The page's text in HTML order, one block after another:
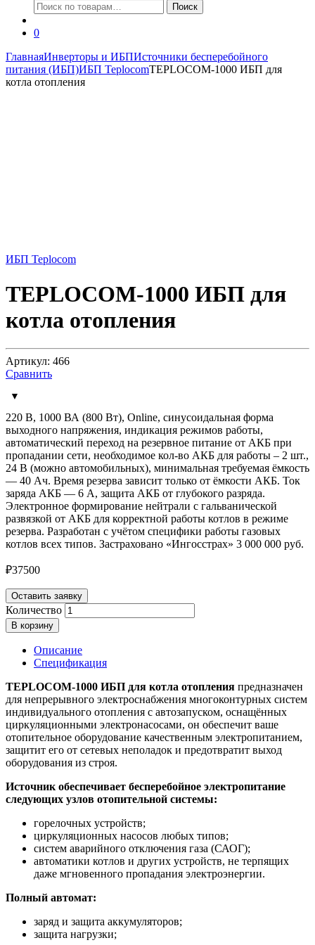
Искать:
Поиск
0
ГлавнаяИнверторы и ИБПИсточники бесперебойного
питания (ИБП)ИБП TeplocomTEPLOCOM-1000 ИБП для
котла отопления
ИБП Teplocom
TEPLOCOM-1000 ИБП для
котла отопления
Артикул: 466
Сравнить
220 В, 1000 ВА (800 Вт), Online, синусоидальная форма
выходного напряжения, индикация режимов работы,
автоматический переход на резервное питание от АКБ при
пропадании сети, необходимое кол-во АКБ для работы – 2 шт.,
24 В (можно автомобильных), минимальная требуемая ёмкость
— 40 Ач. Время резерва зависит только от ёмкости АКБ. Ток
заряда АКБ — 6 А, защита АКБ от глубокого разряда.
Электронное формирование нейтрали с гальванической
развязкой от АКБ для корректной работы котлов в режиме
резерва. Разработан с учётом специфики работы газовых
котлов всех типов. Застраховано «Ингосстрах» 3 000 000 руб.
₽37500
Оставить заявку
Количество
В корзину
Описание
Спецификация
TEPLOCOM-1000 ИБП для котла отопления предназначен
для непрерывного электроснабжения многоконтурных систем
индивидуального отопления с автозапуском, оснащённых
циркуляционными электронасосами, он обеспечит ваше
отопительное оборудование качественным электропитанием,
защитит его от сетевых неполадок и предотвратит выход
оборудования из строя.
Источник обеспечивает бесперебойное электропитание
следующих узлов отопительной системы:
горелочных устройств;
циркуляционных насосов любых типов;
систем аварийного отключения газа (САОГ);
автоматики котлов и других устройств, не терпящих
даже мгновенного пропадания электроэнергии.
Полный автомат:
заряд и защита аккумуляторов;
защита нагрузки;